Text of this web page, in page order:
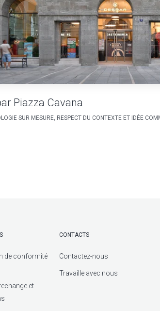
Piazza Cavana
SUR MESURE, RESPECT DU CONTEXTE ET IDÉE
de conformité
et
CONTACTS
Contactez-nous
Travaille avec nous